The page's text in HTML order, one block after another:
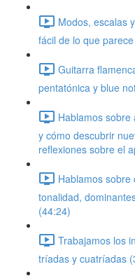
Modos, escalas
fácil de lo que
Guitarra
pentatónica y blue
Hablamos
y cómo descubrir
reflexiones sobre el
Hablamos
tonalidad,
(44:24)
Trabajamos los
tríadas y cuatríadas